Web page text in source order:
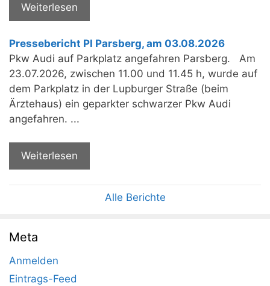
Weiterlesen
Pressebericht PI Parsberg, am 03.08.2026
Pkw Audi auf Parkplatz angefahren Parsberg. Am
23.07.2026, zwischen 11.00 und 11.45 h, wurde auf
dem Parkplatz in der Lupburger Straße (beim
Ärztehaus) ein geparkter schwarzer Pkw Audi
angefahren. ...
Weiterlesen
Alle Berichte
Meta
Anmelden
Eintrags-Feed